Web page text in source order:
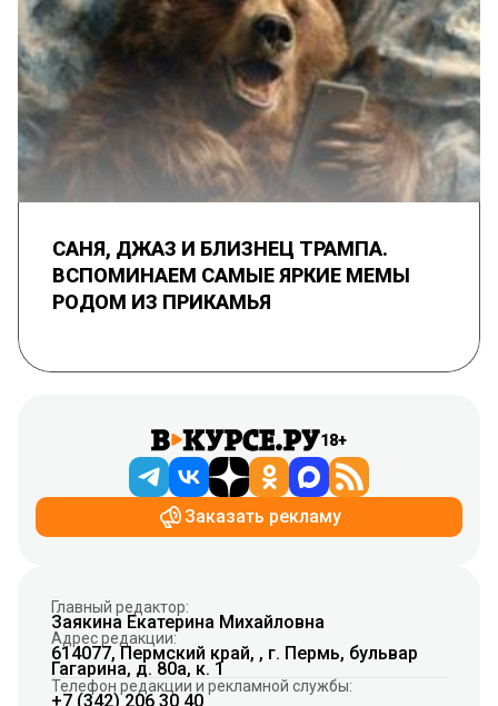
САНЯ, ДЖАЗ И БЛИЗНЕЦ ТРАМПА.
ВСПОМИНАЕМ САМЫЕ ЯРКИЕ МЕМЫ
РОДОМ ИЗ ПРИКАМЬЯ
18+
Заказать рекламу
Главный редактор:
Заякина Екатерина Михайловна
Адрес редакции:
614077, Пермский край, , г. Пермь, бульвар
Гагарина, д. 80а, к. 1
Телефон редакции и рекламной службы:
+7 (342) 206 30 40